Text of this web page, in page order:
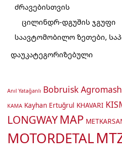
ძრავებისთვის
ცილინდრ-დგუშის ჯგუფი
საავტომობილო ზეთები,
დაუკატეგორიზებული
Anıl Yatağanlı Bobruisk Agromash
KAMA Kayhan Ertuğrul KHAVARI
LONGWAY MAP
MOTORDETAL